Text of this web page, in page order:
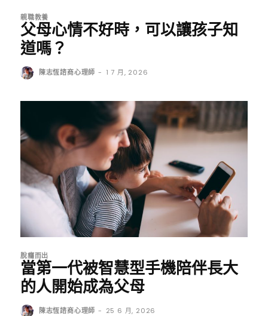
親職教養
父母心情不好時，可以讓孩子知
道嗎？
陳志恆諮商心理師 - 1 7 月, 2026
脫癮而出
當第一代被智慧型手機陪伴長大
的人開始成為父母
陳志恆諮商心理師 - 25 6 月, 2026